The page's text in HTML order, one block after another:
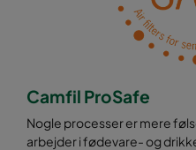
Camfil ProSafe
Nogle processer er mere
arbejder i fødevare- og